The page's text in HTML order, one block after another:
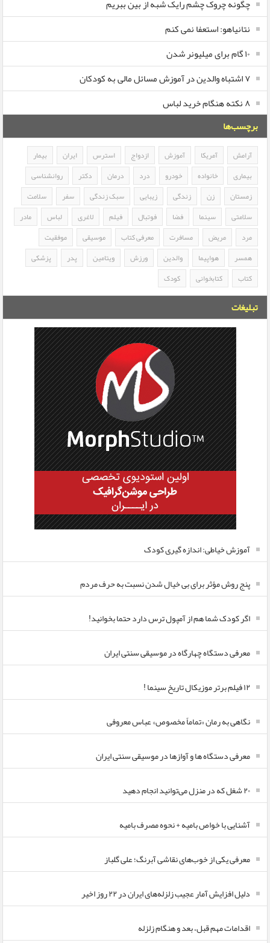
چگونه چروک چشم رایک شبه از بین ببریم
نتانیاهو: استعفا نمی کنم
۱۰ گام برای میلیونر شدن
۷ اشتباه والدین در آموزش مسائل مالی به کودکان
۸ نکته هنگام خرید لباس
برچسب‌ها
آرامش آمریکا آموزش ازدواج استرس ایران
بیمار
بیماری
خانواده خودرو درد درمان دکتر
روانشناسی
زمستان
زن زندگی زیبایی سبک زندگی سفر
سلامت
سلامتی
سینما فضا فوتبال فیلم لاغری لباس
مادر
مرد
مریض مسافرت معرفی کتاب موسیقی
موفقیت
همسر
هواپیما والدین ورزش ویتامین پدر
پزشکی
کتاب
کتابخوانی کودک
تبلیغات
آموزش خیاطی: اندازه گیری کودک
پنج روش مؤثر برای بی خیال شدن نسبت به حرف مردم
اگر کودک شما هم از آمپول ترس دارد حتما بخوانید!
معرفی دستگاه چهارگاه در موسیقی سنتی ایران
۱۲ فیلم برتر موزیکال تاریخ سینما !
نگاهی به رمان «تماماً مخصوص» عباس معروفی
معرفی دستگاه ها و آوازها در موسیقی سنتی ایران
۲۰ شغل که در منزل می‌توانید انجام دهید
آشنایی با خواص بامیه + نحوه مصرف بامیه
معرفی یکی از خوب‌های نقاشی آبرنگ؛ علی گلباز
دلیل افزایش آمار عجیب زلزله‌های ایران در ۲۲ روز اخیر
اقدامات مهم قبل، بعد و هنگام زلزله